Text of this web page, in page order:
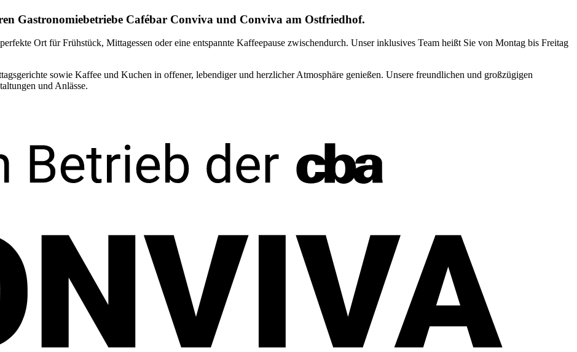
Gastronomiebetriebe Cafébar Conviva und Conviva am Ostfriedhof.
Ort für Frühstück, Mittagessen oder eine entspannte Kaffeepause zwischendurch. Unser inklusives Team heißt Sie von Montag bis Freitag
sowie Kaffee und Kuchen in offener, lebendiger und herzlicher Atmosphäre genießen. Unsere freundlichen und großzügigen
und Anlässe.